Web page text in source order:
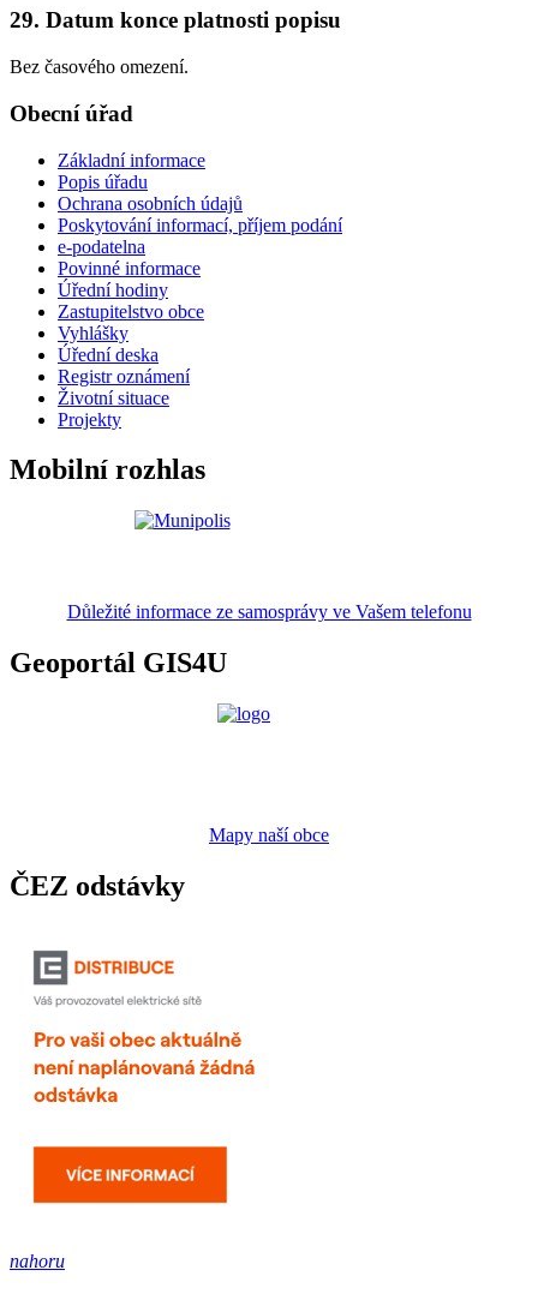
29. Datum konce platnosti popisu
Bez časového omezení.
Obecní úřad
Základní informace
Popis úřadu
Ochrana osobních údajů
Poskytování informací, příjem podání
e-podatelna
Povinné informace
Úřední hodiny
Zastupitelstvo obce
Vyhlášky
Úřední deska
Registr oznámení
Životní situace
Projekty
Mobilní rozhlas
Důležité informace ze samosprávy ve Vašem telefonu
Geoportál GIS4U
Mapy naší obce
ČEZ odstávky
nahoru